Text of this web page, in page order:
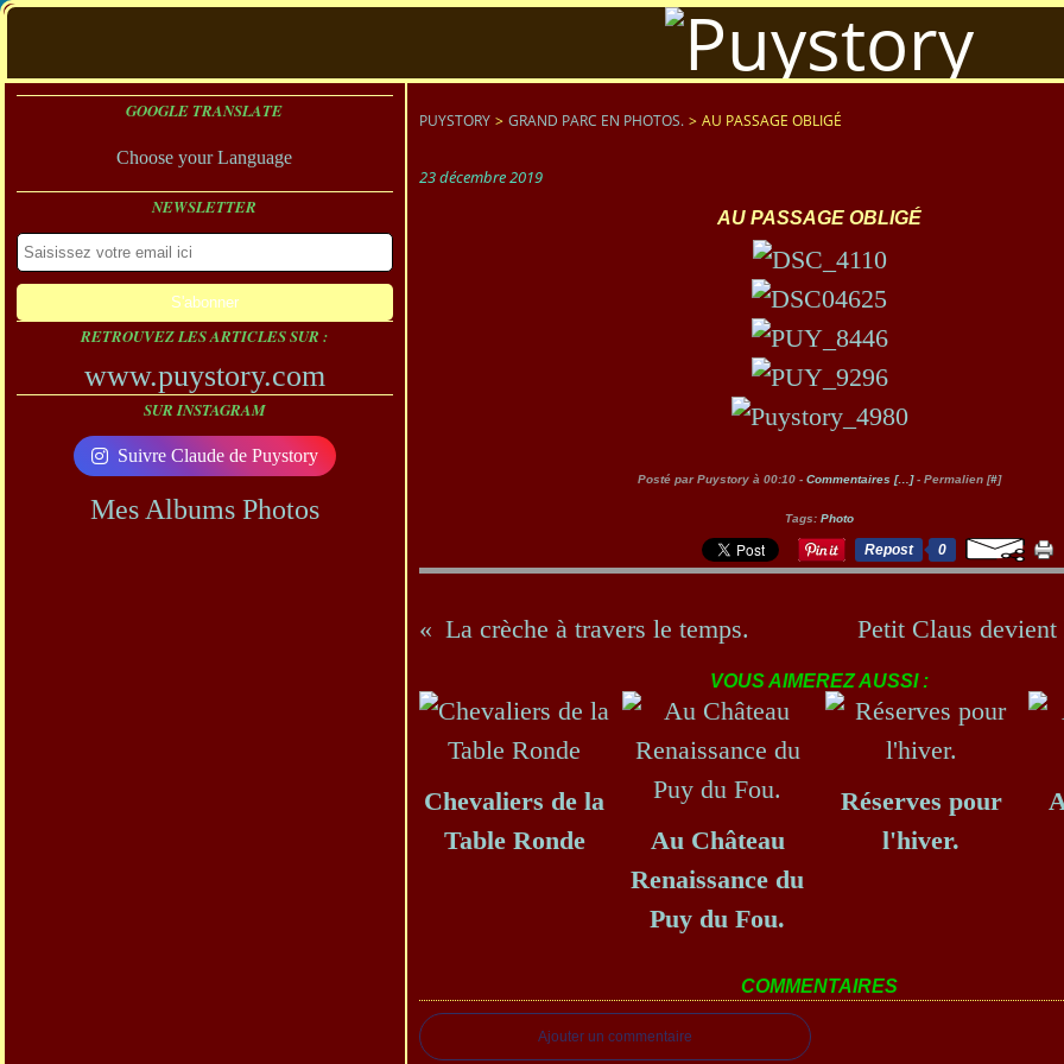
GOOGLE TRANSLATE
Choose your Language
NEWSLETTER
RETROUVEZ LES ARTICLES SUR :
www.puystory.com
SUR INSTAGRAM
Suivre Claude de Puystory
Mes Albums Photos
PUYSTORY > GRAND PARC EN PHOTOS. > AU PASSAGE OBLIGÉ
23 décembre 2019
AU PASSAGE OBLIGÉ
Posté par Puystory à 00:10 - Commentaires [… ]- Permalien [#]
Tags: Photo
Repost 0
La crèche à travers le temps. Petit Claus
VOUS AIMEREZ AUSSI :
Chevaliers de la
Table Ronde
Au Château
Renaissance du
Puy du Fou.
Réserves pour
l'hiver.
COMMENTAIRES
Ajouter un commentaire